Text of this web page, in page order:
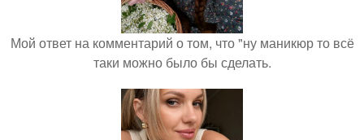
Мой ответ на комментарий о том, что "ну маникюр то всё
таки можно было бы сделать.